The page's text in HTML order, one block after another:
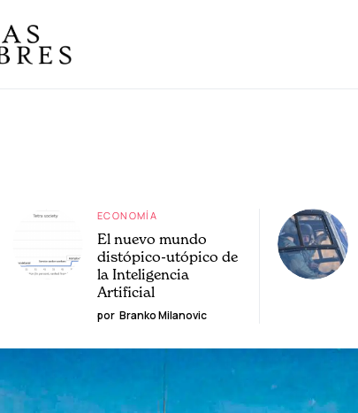
ECONOMÍA
El nuevo mundo
distópico-utópico de
la Inteligencia
Artificial
por Branko Milanovic